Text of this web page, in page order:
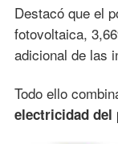
Destacó que el
fotovoltaica,
adicional de las
Todo ello
electricidad del